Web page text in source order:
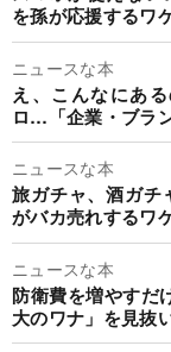
を孫が応援するワ
ニュースな本
え、こんなにあ
ロ…「企業・ブラ
ニュースな本
旅ガチャ、酒ガチ
がバカ売れするワ
ニュースな本
防衛費を増やすだ
大のワナ」を見抜